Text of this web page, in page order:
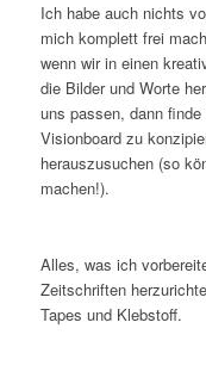
Ich habe auch nichts
mich komplett frei
wenn wir in einen
die Bilder und Worte
uns passen, dann
Visionboard zu
herauszusuchen (so
machen!).
Alles, was ich
Zeitschriften
Tapes und Klebstoff.